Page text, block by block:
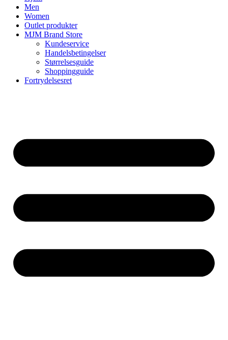
Men
Women
Outlet produkter
MJM Brand Store
Kundeservice
Handelsbetingelser
Størrelsesguide
Shoppingguide
Fortrydelsesret